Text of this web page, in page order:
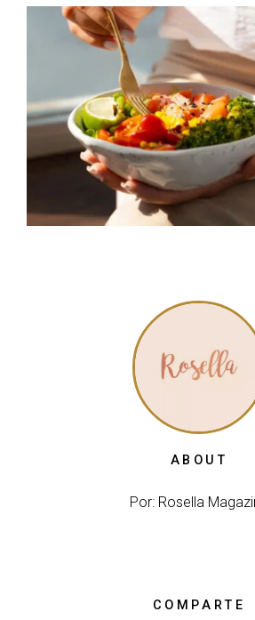
ABOUT
Por: Rosella
COMPARTE